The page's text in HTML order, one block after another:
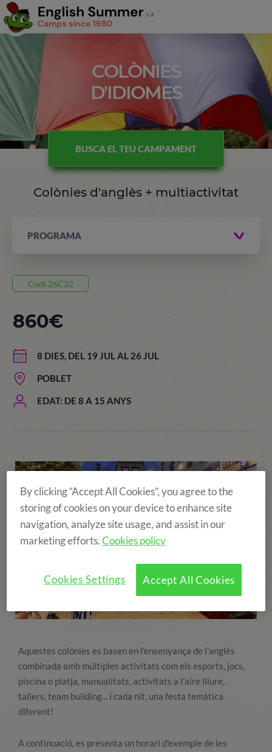
COLÒNIES
D'IDIOMES
BUSCA EL TEU CAMPAMENT
Colònies d'anglès + multiactivitat
PROGRAMA
Codi 26C32
8 DIES, DEL 19 JUL AL 26 JUL
POBLET
EDAT: DE 8 A 15 ANYS
860€
Aquestes colònies es basen en l'ensenyança de l'anglès
combinada amb múltiples activitats com els esports, jocs,
piscina o platja, manualitats, activitats a l'aire lliure,
tallers, team building... i cada nit, una festa temàtica
diferent!
A continuació, es presenta un horari d'exemple de les
By clicking “Accept All Cookies”, you agree to the
storing of cookies on your device to enhance site
navigation, analyze site usage, and assist in our
marketing efforts.Cookies policy
Accept All Cookies
Cookies Settings